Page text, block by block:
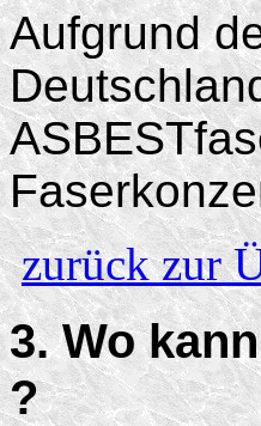
Aufgrund
zurück zur
3. Wo
?